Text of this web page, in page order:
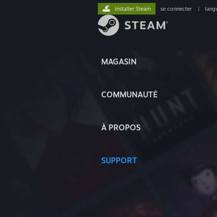
MAGASIN
COMMUNAUTÉ
À PROPOS
SUPPORT
Installer Steam se connecter